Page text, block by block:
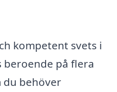
kompetent svets i
beroende på flera
du behöver